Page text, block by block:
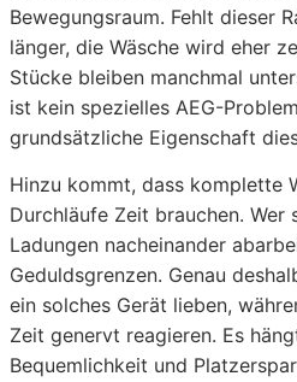
Bewegungsraum. Fehlt dieser
länger, die Wäsche wird eher
Stücke bleiben manchmal
ist kein spezielles AEG-
grundsätzliche Eigenschaft
Hinzu kommt, dass komplette
Durchläufe Zeit brauchen. Wer
Ladungen nacheinander
Geduldsgrenzen. Genau
ein solches Gerät lieben,
Zeit genervt reagieren. Es
Bequemlichkeit und